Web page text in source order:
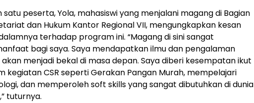
satu peserta, Yola, mahasiswi yang menjalani magang di Bagian
dan Hukum Kantor Regional VII, mengungkapkan kesan
terhadap program ini. “Magang di sini sangat
bagi saya. Saya mendapatkan ilmu dan pengalaman
menjadi bekal di masa depan. Saya diberi kesempatan ikut
kegiatan CSR seperti Gerakan Pangan Murah, mempelajari
dan memperoleh soft skills yang sangat dibutuhkan di dunia
tuturnya.